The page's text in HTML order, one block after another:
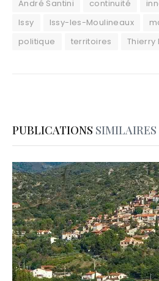
André Santini continuité
Issy
Issy-les-Moulineaux
politique
territoires Thierry
PUBLICATIONS SIMILAIRES